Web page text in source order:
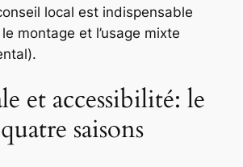
local est indispensable
montage et l’usage mixte
et accessibilité: le
saisons